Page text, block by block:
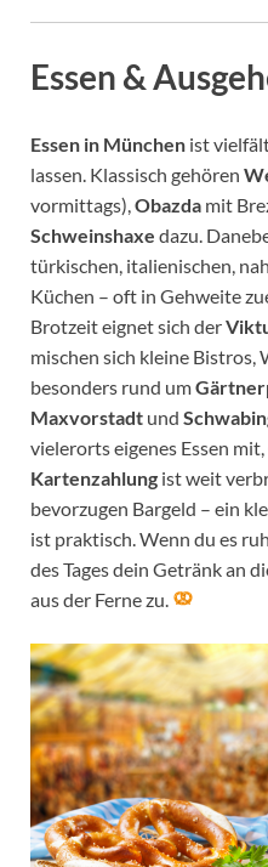
Essen &
Essen in München ist
lassen. Klassisch gehören
vormittags),Obazda mit
Schweinshaxe dazu.
türkischen, italienischen,
Küchen – oft in Gehweite
Brotzeit eignet sich der
mischen sich kleine
besonders rund um
Maxvorstadt und
vielerorts eigenes Essen
Kartenzahlung ist weit
bevorzugen Bargeld – ein
ist praktisch. Wenn du es
des Tages dein Getränk an
aus der Ferne zu.